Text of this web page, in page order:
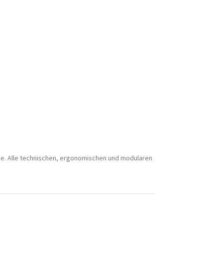
Alle technischen, ergonomischen und modularen